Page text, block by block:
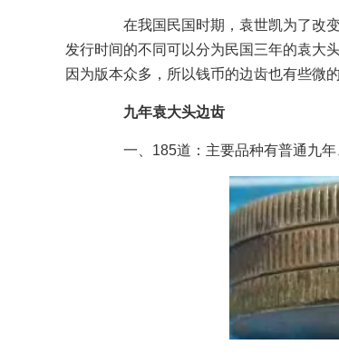
在我国民国时期，袁世凯为了改变
发行时间的不同可以分为民国三年的袁大
因为版本众多，所以钱币的边齿也有些微
九年袁大头边齿
一、185道：主要品种有普通九年